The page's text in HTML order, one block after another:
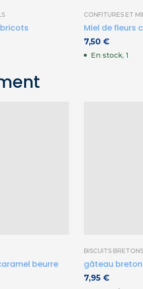
CONFITURES ET
Miel de fleurs
7,50 €
En stock, 1
beurre
BISCUITS BRETONS
gâteau
7,95 €